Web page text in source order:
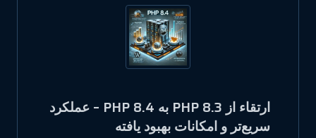
ارتقاء از PHP 8.3 به PHP 8.4 – عملکرد
سریع‌تر و امکانات بهبود یافته